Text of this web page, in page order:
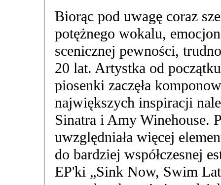
Biorąc pod uwagę coraz
potężnego wokalu,
scenicznej pewności,
20 lat. Artystka od
piosenki zaczęła
największych inspiracji
Sinatra i Amy Winehouse.
uwzględniała więcej
do bardziej współczesnej
EP'ki „Sink Now, Swim